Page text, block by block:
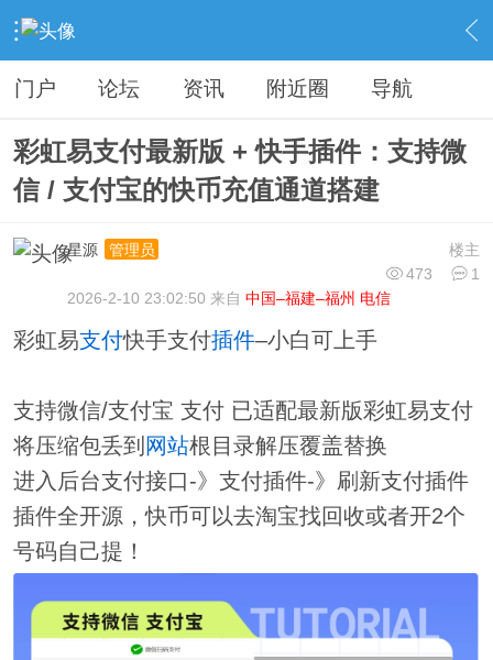
› 分类信息 › 源码模板 › 内容
门户 论坛 资讯 附近圈 导航
彩虹易支付最新版 + 快手插件：支持微
信 / 支付宝的快币充值通道搭建
楼主
星源
管理员
473
1
2026-2-10 23:02:50 来自 中国–福建–福州 电信
彩虹易支付快手支付插件–小白可上手
支持微信/支付宝 支付 已适配最新版彩虹易支付
将压缩包丢到 网站根目录解压覆盖替换
进入后台支付接口-》支付插件-》刷新支付插件
插件全开源，快币可以去淘宝找回收或者开2个
号码自己提！